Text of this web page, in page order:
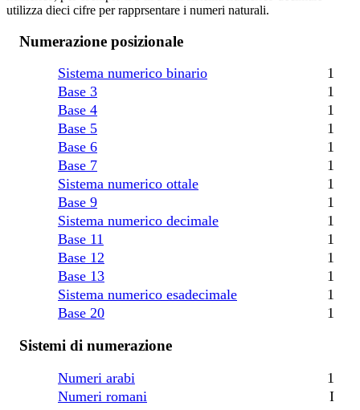
utilizza dieci cifre per rapprsentare i numeri naturali.
Numerazione posizionale
Sistema numerico binario
1
Base 3
1
Base 4
1
Base 5
1
Base 6
1
Base 7
1
Sistema numerico ottale
1
Base 9
1
Sistema numerico decimale
1
Base 11
1
Base 12
1
Base 13
1
Sistema numerico esadecimale
1
Base 20
1
Sistemi di numerazione
Numeri arabi
1
Numeri romani
I